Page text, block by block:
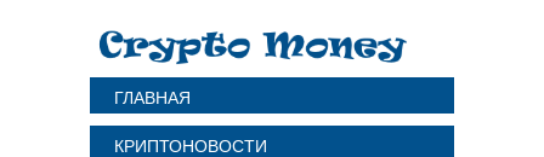
ГЛАВНАЯ
КРИПТОНОВОСТИ